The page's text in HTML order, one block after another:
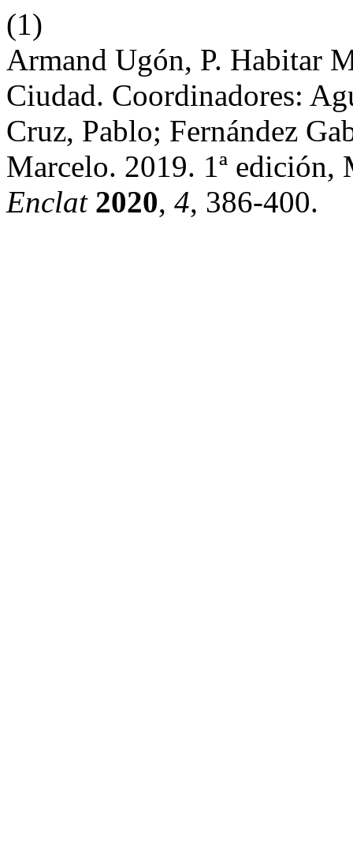
(1)
Armand Ugón, P. Habitar
Ciudad. Coordinadores:
Cruz, Pablo; Fernández
Marcelo. 2019. 1ª edición,
Enclat 2020, 4, 386-400.